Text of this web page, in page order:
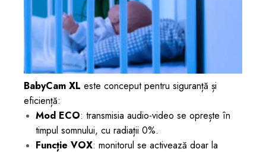
BabyCam XL este conceput pentru siguranță și
eficiență:
Mod ECO: transmisia audio-video se oprește în
timpul somnului, cu radiații 0%.
Funcție VOX: monitorul se activează doar la